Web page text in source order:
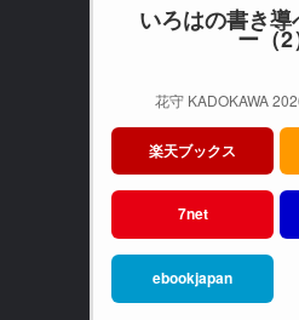
いろはの書き
ー（2
花守 KADOKAWA
楽天ブックス
7net
ebookjapan